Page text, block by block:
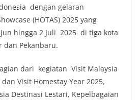
dengan gelaran
(HOTAS) 2025 yang
hingga 2 Juli 2025 di tiga kota
dan Pekanbaru.
dari kegiatan Visit Malaysia
dan Visit Homestay Year 2025,
Destinasi Lestari, Kepelbagaian